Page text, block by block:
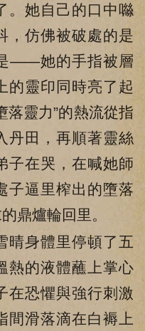
。她自己的口中噝
，仿佛被破處的是
——她的手指被層
的靈印同時亮了起
落靈力”的熱流從指
丹田，再順著靈絲
子在哭，在喊她師
子逼里榨出的墮落
鼎爐輪回里。
身體里停頓了五
熱的液體蘸上掌心
恐懼與強行刺激
間滑落滴在白褥上